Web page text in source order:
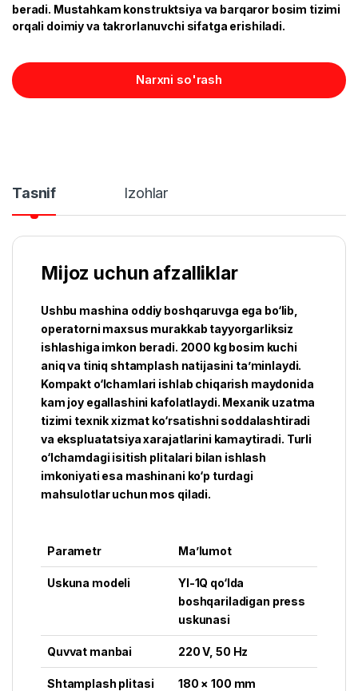
beradi. Mustahkam konstruktsiya va barqaror bosim tizimi
orqali doimiy va takrorlanuvchi sifatga erishiladi.
Narxni so'rash
Tasnif Izohlar
Mijoz uchun afzalliklar
Ushbu mashina oddiy boshqaruvga ega bo‘lib,
operatorni maxsus murakkab tayyorgarliksiz
ishlashiga imkon beradi. 2000 kg bosim kuchi
aniq va tiniq shtamplash natijasini ta’minlaydi.
Kompakt o‘lchamlari ishlab chiqarish maydonida
kam joy egallashini kafolatlaydi. Mexanik uzatma
tizimi texnik xizmat ko‘rsatishni soddalashtiradi
va ekspluatatsiya xarajatlarini kamaytiradi. Turli
o‘lchamdagi isitish plitalari bilan ishlash
imkoniyati esa mashinani ko‘p turdagi
mahsulotlar uchun mos qiladi.
Parametr Ma’lumot
Uskuna modeli
YI-1Q qo‘lda
boshqariladigan press
uskunasi
Quvvat manbai 220 V, 50 Hz
Shtamplash plitasi
180 × 100 mm